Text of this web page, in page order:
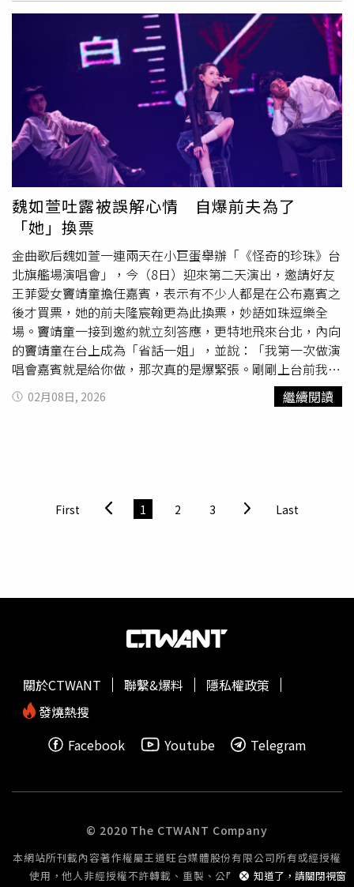
的演出資訊，反而成為家族中最支持
他的人，之後就很少再遇到尷尬場面，他也透過節目遊戲時
間向家人自白「現在過得很開心，同學反而都很羨慕我！請
不要擔心！」理想
在節目中也談到最想改掉的習慣與新
年願望，建廷自認有偶包，最怕在自己狀態比較隨興時遇到
粉絲，他笑稱今年應該還拋不掉偶包，但希望馬年與團員們
繼續健康開心地奮鬥；可沛表示，2026年要唱進高雄巨
蛋，他最希望能再度闖下一個精彩的演唱會；阿哲和雞丁都
不約而同提到希望今年能完成新專輯，雞丁表示，這也是4
位團員最想完成的目標，雖然能感受到周圍期待的壓力，但
也同樣期待能將現階段關注的事情，透過音樂作品與粉絲分
享。
魏如萱吐露被誤解心情 自爆前夫為了
「她」換票
金曲歌后魏如萱一連兩天在小巨蛋舉辦「《怪奇的珍珠》台
北旗艦場演唱會」，今（8日）迎來第二天演出，邀請好友
王菲愛女竇靖童擔任嘉賓，表示有不少人都是在公布嘉賓之
後才買票，她的前夫隆宸翰更為此換票，妙語如珠逗樂全
場。竇靖童一接到邀約就立刻答應，更特地飛來台北，內向
的竇靖童在台上成為「省話一姐」，並說：「我第一次做演
唱會嘉賓就是給你做，那次真的是爆緊張。剛剛上台前我說
『好像沒有那麼緊張』，結果一上台就⋯⋯」被魏如萱虧
「是不是很想唱歌」，讓竇靖童直呼：「我們唱歌吧！」魏
喜歡這樣，不知道怎麼說的時候就不要說好了，我就把心情
放在歌裡面。」
02月08日, 2026 繼續閱讀
First 1 2 3 Last
知道了，請關閉視窗
關於CTWANT 聯繫&爆料
隱私權政策
發燒熱搜
Facebook
Youtube Telegram
© 2020 The CTWANT Company
本網站所刊載內容著作權屬王道旺台媒體股份有限公司所有或經授權
使用，他人非經授權不許轉載、重製、公開播送或公開傳輸。